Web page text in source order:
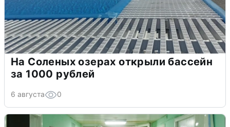
На Соленых озерах открыли бассейн
за 1000 рублей
6 августа 0